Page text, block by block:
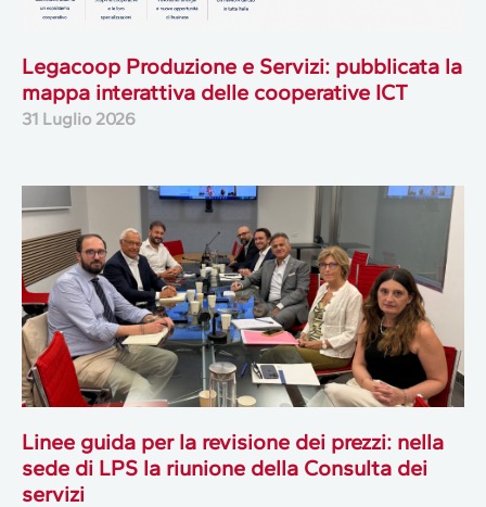
Legacoop Produzione e Servizi: pubblicata la
mappa interattiva delle cooperative ICT
31 Luglio 2026
Linee guida per la revisione dei prezzi: nella
sede di LPS la riunione della Consulta dei
servizi